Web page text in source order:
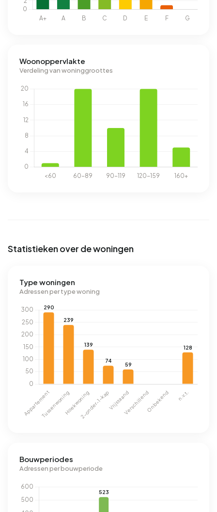
Woonoppervlakte
Verdeling van woninggroottes
Statistieken over de woningen
Type woningen
Adressen per type woning
Bouwperiodes
Adressen per bouwperiode